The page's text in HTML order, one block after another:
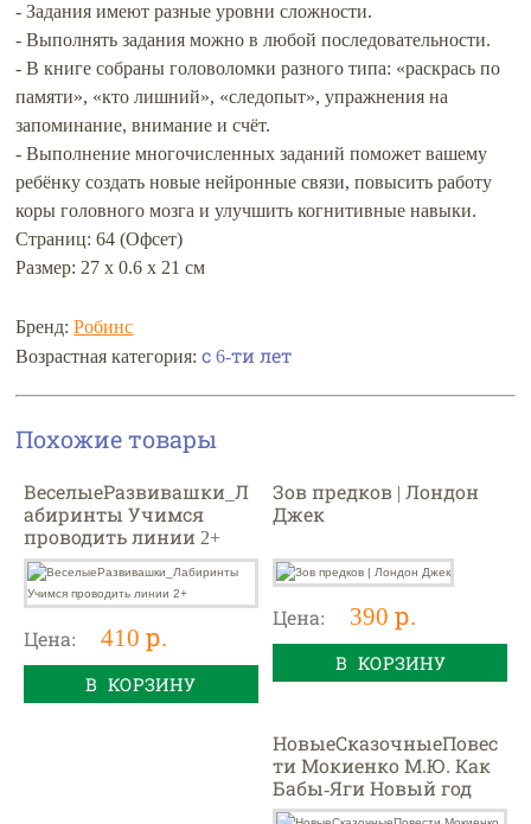
- Задания имеют разные уровни сложности.
- Выполнять задания можно в любой последовательности.
- В книге собраны головоломки разного типа: «раскрась по
памяти», «кто лишний», «следопыт», упражнения на
запоминание, внимание и счёт.
- Выполнение многочисленных заданий поможет вашему
ребёнку создать новые нейронные связи, повысить работу
коры головного мозга и улучшить когнитивные навыки.
Страниц: 64 (Офсет)
Размер: 27 х 0.6 х 21 см
Бренд:Робинс
Возрастная категория:с 6-ти лет
Похожие товары
ВеселыеРазвивашки_Л
абиринты Учимся
проводить линии 2+
Цена: 410 р.
В КОРЗИНУ
Зов предков | Лондон
Джек
Цена: 390 р.
В КОРЗИНУ
НовыеСказочныеПовес
ти Мокиенко М.Ю. Как
Бабы-Яги Новый год
встречали